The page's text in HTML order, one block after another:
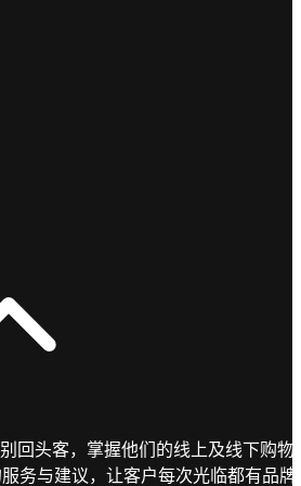
回头客，掌握他们的线上及线下购物
务与建议，让客户每次光临都有品牌